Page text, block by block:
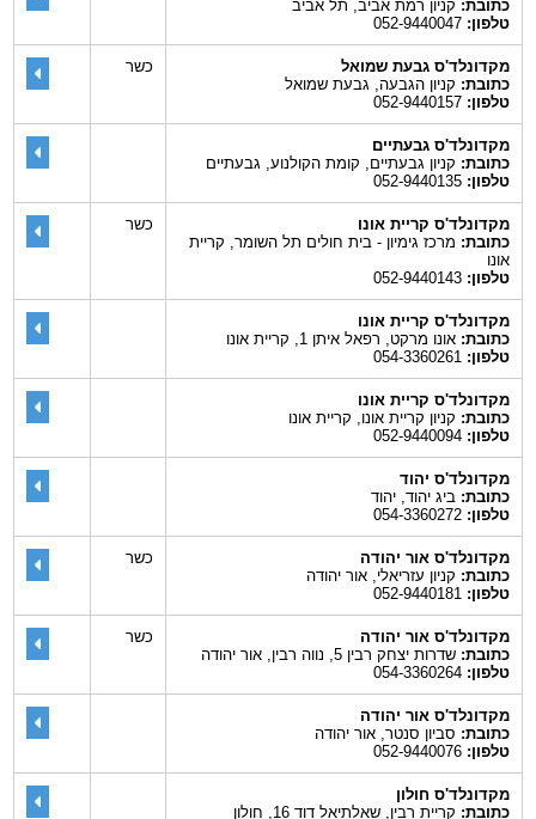
כתובת:קניון רמת אביב, תל אביב
טלפון:052-9440047
מקדונלד'ס גבעת שמואל
כתובת:קניון הגבעה, גבעת שמואל
טלפון:052-9440157
כשר
מקדונלד'ס גבעתיים
כתובת:קניון גבעתיים, קומת הקולנוע, גבעתיים
טלפון:052-9440135
מקדונלד'ס קריית אונו
כתובת:מרכז גימיון - בית חולים תל השומר, קריית
אונו
טלפון:052-9440143
כשר
מקדונלד'ס קריית אונו
כתובת:אונו מרקט, רפאל איתן 1, קריית אונו
טלפון:054-3360261
מקדונלד'ס קריית אונו
כתובת:קניון קריית אונו, קריית אונו
טלפון:052-9440094
מקדונלד'ס יהוד
כתובת:ביג יהוד, יהוד
טלפון:054-3360272
מקדונלד'ס אור יהודה
כתובת:קניון עזריאלי, אור יהודה
טלפון:052-9440181
כשר
מקדונלד'ס אור יהודה
כתובת:שדרות יצחק רבין 5, נווה רבין, אור יהודה
טלפון:054-3360264
כשר
מקדונלד'ס אור יהודה
כתובת:סביון סנטר, אור יהודה
טלפון:052-9440076
מקדונלד'ס חולון
כתובת:קריית רבין, שאלתיאל דוד 16, חולון